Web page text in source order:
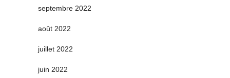
septembre 2022
août 2022
juillet 2022
juin 2022